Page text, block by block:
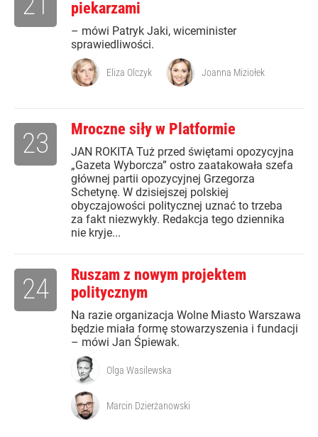
piekarzami
– mówi Patryk Jaki, wiceminister
sprawiedliwości.
Eliza Olczyk Joanna Miziołek
Mroczne siły w Platformie
JAN ROKITA Tuż przed świętami opozycyjna
„Gazeta Wyborcza” ostro zaatakowała szefa
głównej partii opozycyjnej Grzegorza
Schetynę. W dzisiejszej polskiej
obyczajowości politycznej uznać to trzeba
za fakt niezwykły. Redakcja tego dziennika
nie kryje...
23
Ruszam z nowym projektem
politycznym
Na razie organizacja Wolne Miasto Warszawa
będzie miała formę stowarzyszenia i fundacji
– mówi Jan Śpiewak.
24
Olga Wasilewska
Marcin Dzierżanowski